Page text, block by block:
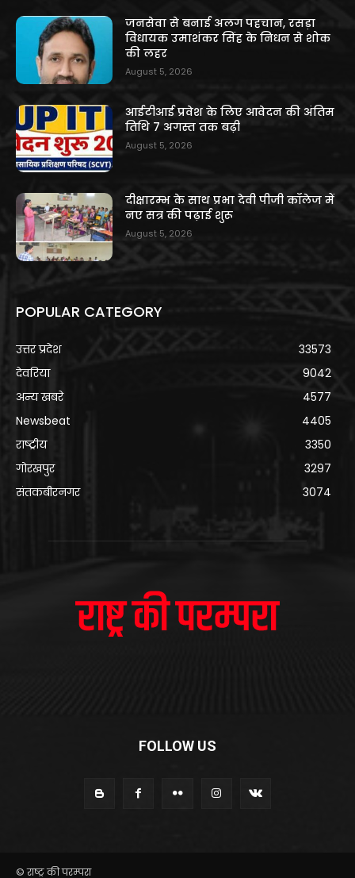
जनसेवा से बनाई अलग पहचान, रसड़ा
विधायक उमाशंकर सिंह के निधन से शोक
की लहर
August 5, 2026
आईटीआई प्रवेश के लिए आवेदन की अंतिम
तिथि 7 अगस्त तक बढ़ी
August 5, 2026
दीक्षारम्भ के साथ प्रभा देवी पीजी कॉलेज में
नए सत्र की पढ़ाई शुरू
August 5, 2026
POPULAR CATEGORY
उत्तर प्रदेश
33573
देवरिया
9042
अन्य खबरे
4577
Newsbeat
4405
राष्ट्रीय
3350
गोरखपुर
3297
संतकबीरनगर
3074
FOLLOW US
© राष्ट्र की परम्परा